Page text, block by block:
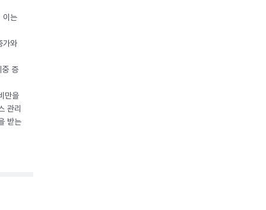
이는
가와
중 증
만을
관리
받는